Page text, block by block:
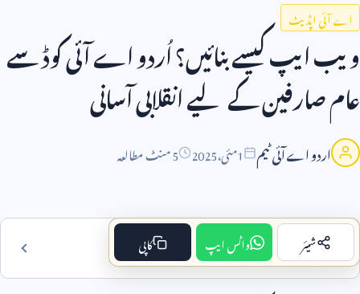
اے آئی اپڈیٹ
ویب ایپ کیسے بنائیں؟ اُردو اے آئی کوڈ سے
عام صارفین کے لیے انقلابی آسانی
اردو اے آئی ٹیم 1مئی،2025 5 منٹ مطالعہ
فہرست مضمون
شیئر واٹس ایپ کاپی